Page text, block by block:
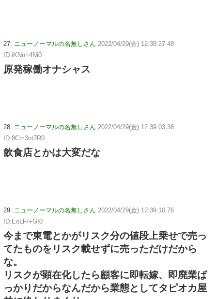
27: ニューノーマルの名無しさん 2022/04/29(金) 12:38:27.48
ID:iKNn+4Ni0
原発稼働オナシャス
28: ニューノーマルの名無しさん 2022/04/29(金) 12:39:03.36
ID:8Cm3ot7R0
飲食店とかは大変だな
29: ニューノーマルの名無しさん 2022/04/29(金) 12:39:10.76
ID:EoLF/+GI0
今まで東電とかがリスク分の値段上乗せで売っ
てたものをリスク載せずに売っただけだから
な。
リスクが顕在化したら顧客に即転嫁、即廃業ば
っかりだからなんだから業態としてタピオカ屋